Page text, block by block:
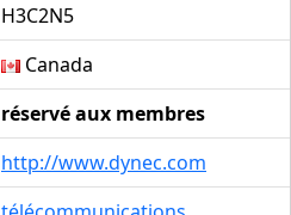
H3C2N5
Canada
réservé aux membres
http://www.dynec.com